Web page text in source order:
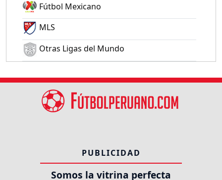
Fútbol Mexicano
MLS
Otras Ligas del Mundo
PUBLICIDAD
Somos la vitrina perfecta